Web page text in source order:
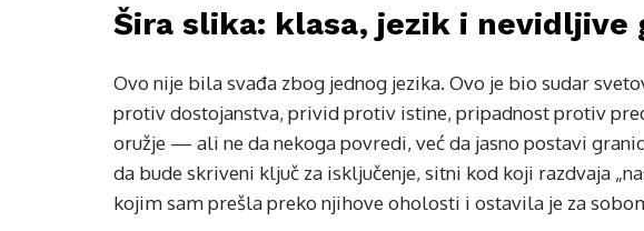
Šira slika: klasa, jezik i nevidljive
Ovo nije bila svađa zbog jednog jezika. Ovo je bio sudar
protiv dostojanstva, privid protiv istine, pripadnost protiv
oružje — ali ne da nekoga povredi, već da jasno postavi
da bude skriveni ključ za isključenje, sitni kod koji razdvaja
kojim sam prešla preko njihove oholosti i ostavila je za